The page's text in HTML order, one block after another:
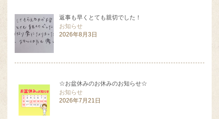
返事も早くとても親切でした！
お知らせ
2026年8月3日
☆お盆休みのお休みのお知らせ☆
お知らせ
2026年7月21日